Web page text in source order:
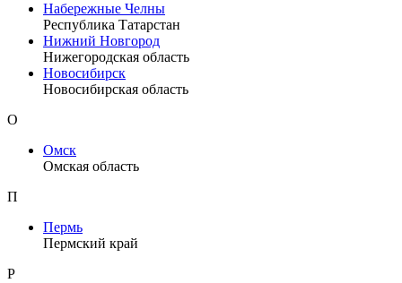
Набережные Челны
Республика Татарстан
Нижний Новгород
Нижегородская область
Новосибирск
Новосибирская область
О
Омск
Омская область
П
Пермь
Пермский край
Р